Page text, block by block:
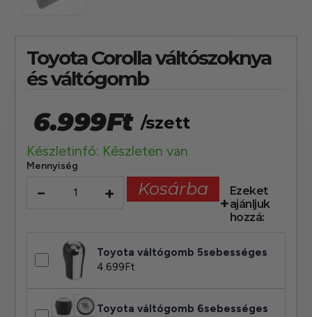
Toyota Corolla váltószoknya
és váltógomb
6.999Ft /szett
Készletinfó: Készleten van
Mennyiség
− + Kosárba
Ezeket
ajánljuk
hozzá:
Toyota váltógomb 5sebességes
4.699Ft
Toyota váltógomb 6sebességes